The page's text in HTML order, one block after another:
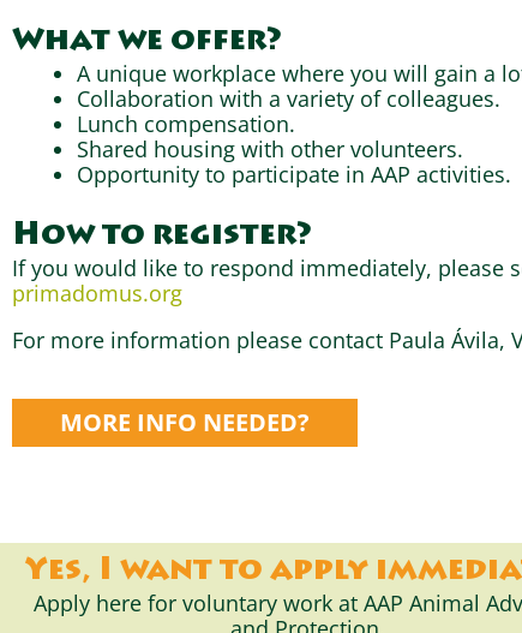
What we offer?
A unique workplace where you will gain a
Collaboration with a variety of colleagues.
Lunch compensation.
Shared housing with other volunteers.
Opportunity to participate in AAP activities.
How to register?
If you would like to respond immediately, please
primadomus.org
For more information please contact Paula Ávila,
MORE INFO NEEDED?
Yes, I want to apply
Apply here for voluntary work at AAP Animal